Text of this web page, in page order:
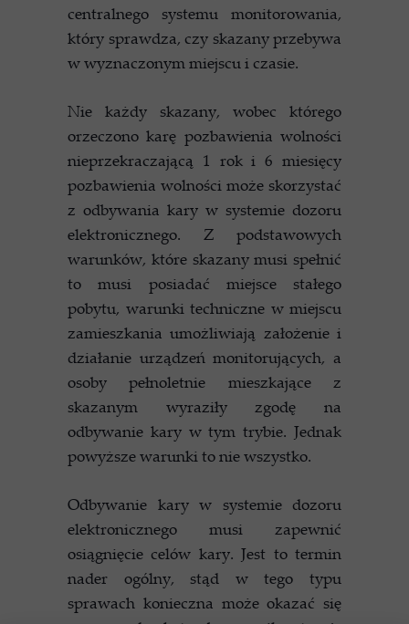
centralnego systemu monitorowania,
który sprawdza, czy skazany przebywa
w wyznaczonym miejscu i czasie.
Nie każdy skazany, wobec którego
orzeczono karę pozbawienia wolności
nieprzekraczającą 1 rok i 6 miesięcy
pozbawienia wolności może skorzystać
z odbywania kary w systemie dozoru
elektronicznego. Z podstawowych
warunków, które skazany musi spełnić
to musi posiadać miejsce stałego
pobytu, warunki techniczne w miejscu
zamieszkania umożliwiają założenie i
działanie urządzeń monitorujących, a
osoby pełnoletnie mieszkające z
skazanym wyraziły zgodę na
odbywanie kary w tym trybie. Jednak
powyższe warunki to nie wszystko.
Odbywanie kary w systemie dozoru
elektronicznego musi zapewnić
osiągnięcie celów kary. Jest to termin
nader ogólny, stąd w tego typu
sprawach konieczna może okazać się